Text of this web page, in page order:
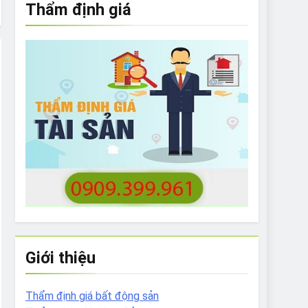
to What Bulldogs Can (and can’t) Eat
I Need to Groom My Bulldog
Thẩm định giá
Giới thiệu
Thẩm định giá bất động sản